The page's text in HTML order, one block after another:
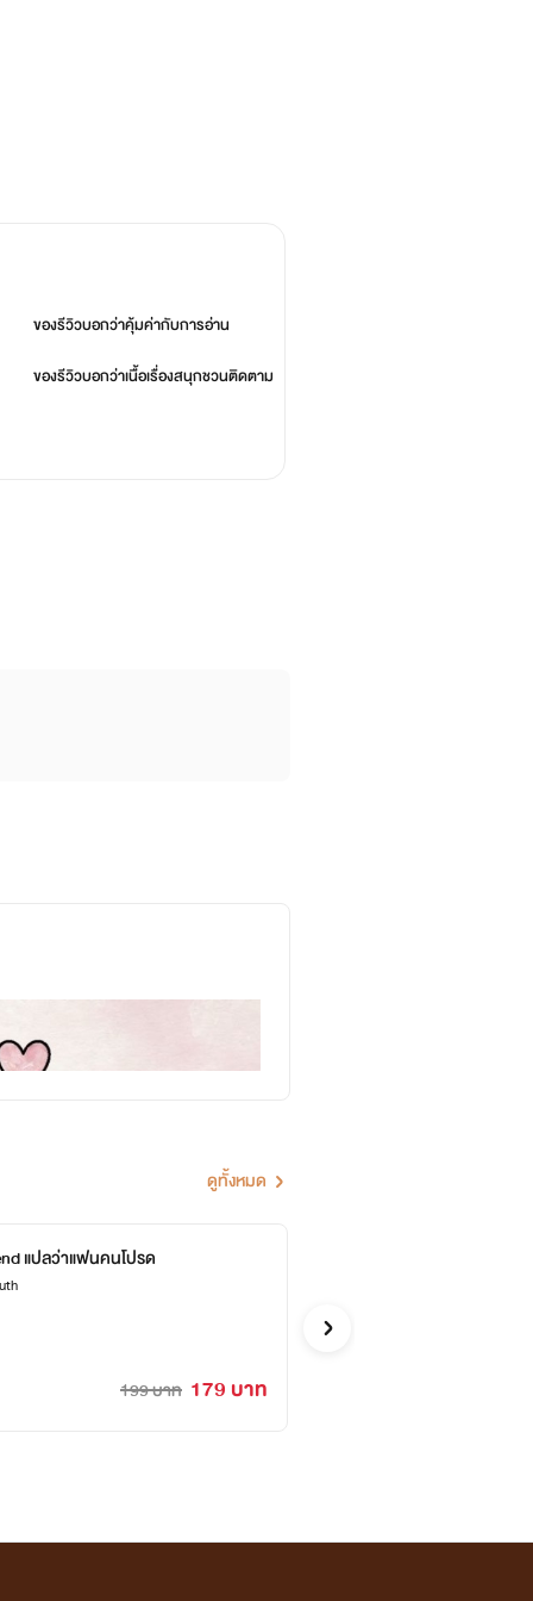
ของรีวิวบอกว่าคุ้มค่ากับการอ่าน
ของรีวิวบอกว่าเนื้อเรื่องสนุกชวนติดตาม
ดูทั้งหมด
แปลว่าแฟนคนโปรด
199 บาท 179 บาท